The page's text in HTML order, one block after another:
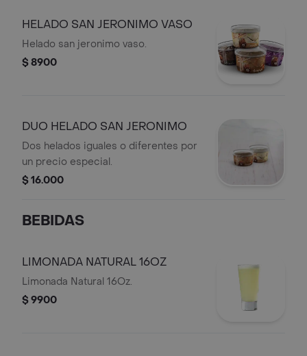
HELADO SAN JERONIMO VASO
Helado san jeronimo vaso.
$ 8900
DUO HELADO SAN JERONIMO
Dos helados iguales o diferentes por
un precio especial.
$ 16.000
BEBIDAS
LIMONADA NATURAL 16OZ
Limonada Natural 16Oz.
$ 9900